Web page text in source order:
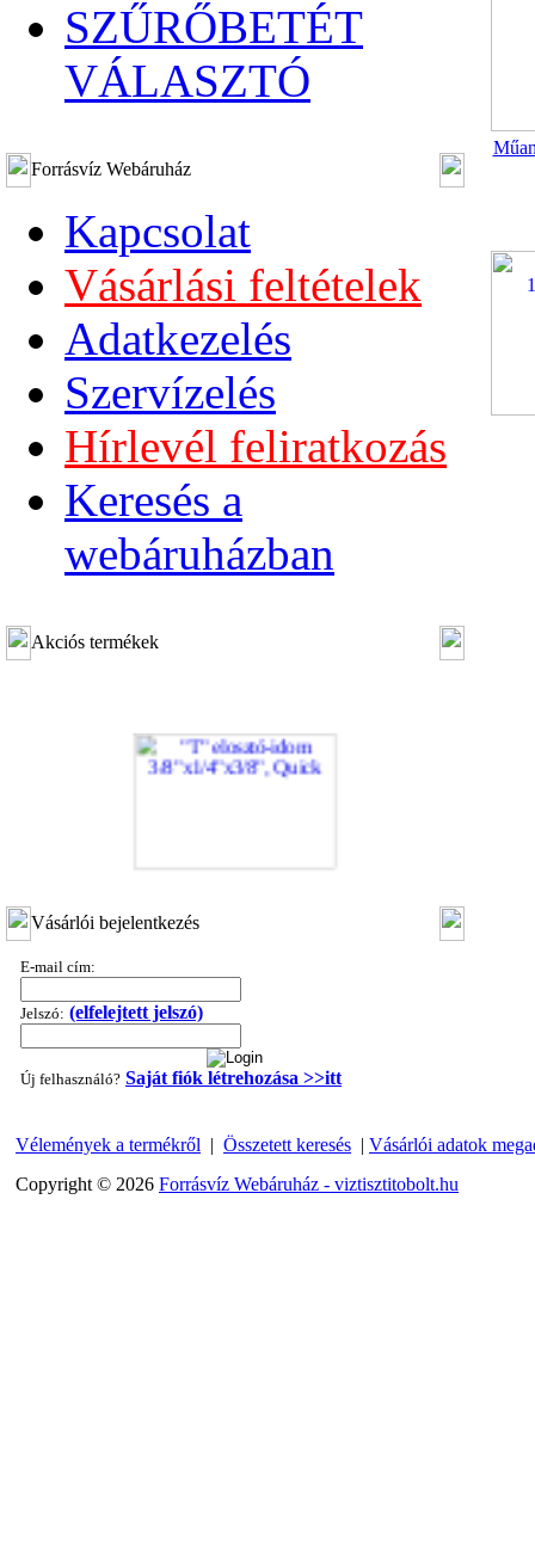
SZŰRŐBETÉT
VÁLASZTÓ
Forrásvíz Webáruház
Kapcsolat
Vásárlási feltételek
Adatkezelés
Szervízelés
Hírlevél feliratkozás
Keresés a
webáruházban
Akciós termékek
---------
"T" elosztó-idom 1/4"x3/8"x1/4", Quick
Vásárlói bejelentkezés
E-mail cím:
Jelszó: (elfelejtett jelszó)
Új felhasználó? Saját fiók létrehozása >>itt
Vélemények a termékről | Összetett keresés | Vásárlói adatok
Copyright © 2026 Forrásvíz Webáruház - viztisztitobolt.hu